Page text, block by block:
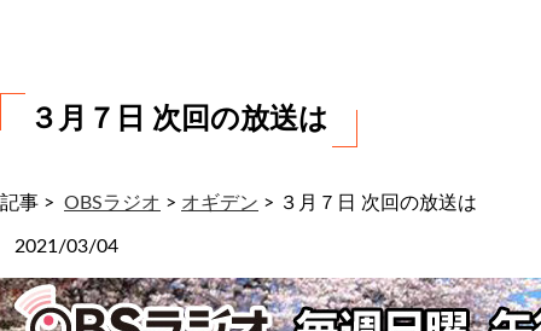
３月７日 次回の放送は
記事 > OBSラジオ > オギデン > ３月７日 次回の放送は
2021/03/04